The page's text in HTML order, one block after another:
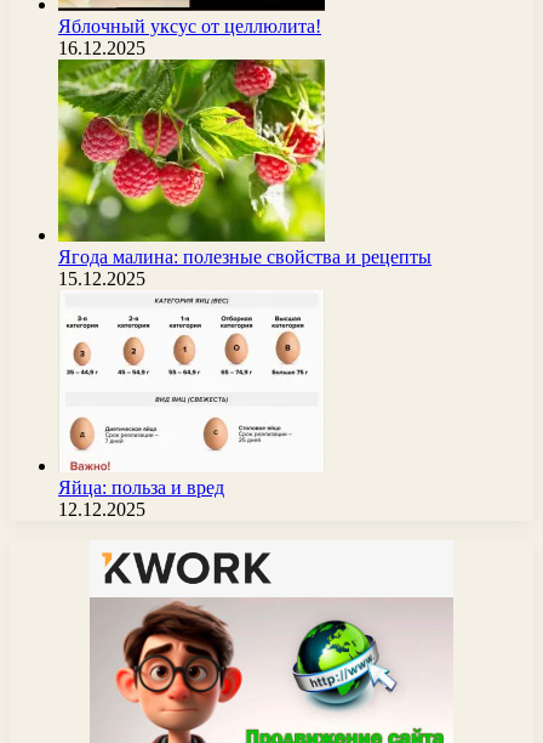
Яблочный уксус от целлюлита!
16.12.2025
Ягода малина: полезные свойства и рецепты
15.12.2025
Яйца: польза и вред
12.12.2025